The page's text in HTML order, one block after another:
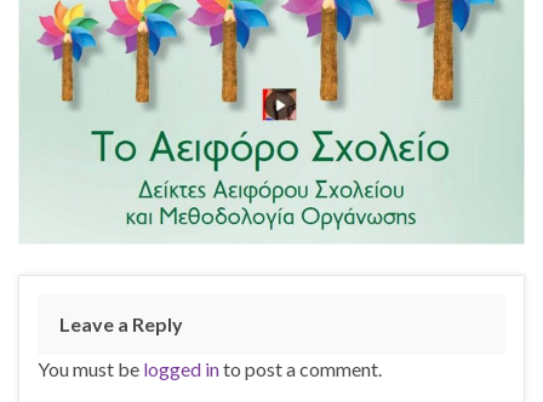
Leave a Reply
You must be logged into post a comment.